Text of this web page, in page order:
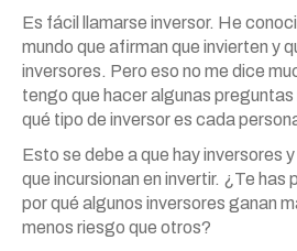
Es fácil llamarse inversor. He
mundo que afirman que invierten y
inversores. Pero eso no me dice
tengo que hacer algunas
qué tipo de inversor es cada
Esto se debe a que hay inversores
que incursionan en invertir. ¿Te has
por qué algunos inversores ganan
menos riesgo que otros?